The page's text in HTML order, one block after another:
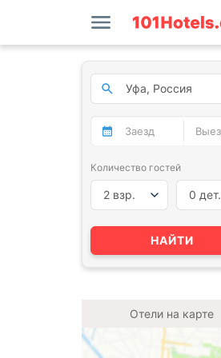
Количество гостей
2 взр. 0 дет.
НАЙТИ
Отели на карте